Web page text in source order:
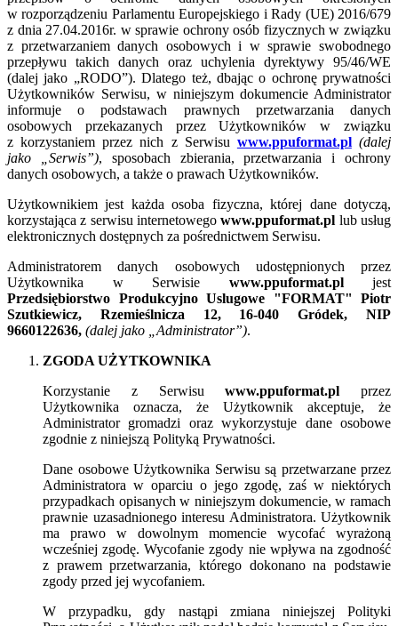
w rozporządzeniu Parlamentu Europejskiego i Rady (UE) 2016/679
z dnia 27.04.2016r. w sprawie ochrony osób fizycznych w związku
z przetwarzaniem danych osobowych i w sprawie swobodnego
przepływu takich danych oraz uchylenia dyrektywy 95/46/WE
(dalej jako „RODO”). Dlatego też, dbając o ochronę prywatności
Użytkowników Serwisu, w niniejszym dokumencie Administrator
informuje o podstawach prawnych przetwarzania danych
osobowych przekazanych przez Użytkowników w związku
z korzystaniem przez nich z Serwisu www.ppuformat.pl (dalej
jako „Serwis”), sposobach zbierania, przetwarzania i ochrony
danych osobowych, a także o prawach Użytkowników.
Użytkownikiem jest każda osoba fizyczna, której dane dotyczą,
korzystająca z serwisu internetowegowww.ppuformat.pl lub usług
elektronicznych dostępnych za pośrednictwem Serwisu.
Administratorem danych osobowych udostępnionych przez
Użytkownika w Serwisie www.ppuformat.pljest
Przedsiębiorstwo Produkcyjno Uslugowe "FORMAT" Piotr
Szutkiewicz, Rzemieślnicza 12, 16-040 Gródek, NIP
9660122636, (dalej jako „Administrator”).
ZGODA UŻYTKOWNIKA
Korzystanie z Serwisuwww.ppuformat.pl przez
Użytkownika oznacza, że Użytkownik akceptuje, że
Administrator gromadzi oraz wykorzystuje dane osobowe
zgodnie z niniejszą Polityką Prywatności.
Dane osobowe Użytkownika Serwisu są przetwarzane przez
Administratora w oparciu o jego zgodę, zaś w niektórych
przypadkach opisanych w niniejszym dokumencie, w ramach
prawnie uzasadnionego interesu Administratora. Użytkownik
ma prawo w dowolnym momencie wycofać wyrażoną
wcześniej zgodę. Wycofanie zgody nie wpływa na zgodność
z prawem przetwarzania, którego dokonano na podstawie
zgody przed jej wycofaniem.
W przypadku, gdy nastąpi zmiana niniejszej Polityki